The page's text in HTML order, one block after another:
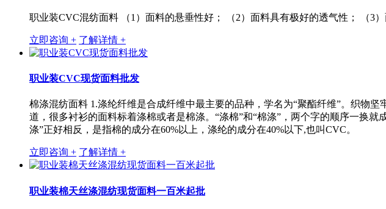
职业装CVC混纺面料 （1）面料的悬垂性好； （2）面料具有极好的透气性； （3
立即咨询 + 了解详情 +
职业装CVC现货面料批发
棉涤混纺面料 1.涤纶纤维是合成纤维中最主要的品种，学名为“聚酯纤维”。织物
道，很多衬衫的面料标着涤棉或者是棉涤。“涤棉”和“棉涤”，两个字的顺序一换
涤”正好相反，是指棉的成分在60%以上，涤纶的成分在40%以下,也叫CVC。
立即咨询 + 了解详情 +
职业装棉天丝涤混纺现货面料一百米起批